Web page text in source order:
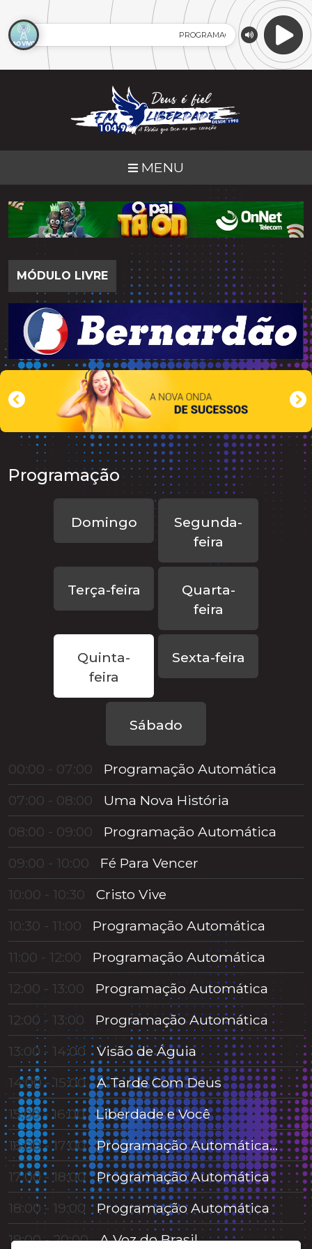
PROGRAMAÇÃO AO VIVO
MENU
MÓDULO LIVRE
Programação
Domingo
Segunda-
feira
Terça-feira
Quarta-
feira
Quinta-
feira
Sexta-feira
Sábado
00:00 - 07:00
Programação Automática
07:00 - 08:00
Uma Nova História
08:00 - 09:00
Programação Automática
09:00 - 10:00
Fé Para Vencer
10:00 - 10:30
Cristo Vive
10:30 - 11:00
Programação Automática
11:00 - 12:00
Programação Automática
12:00 - 13:00
Programação Automática
12:00 - 13:00
Programação Automática
13:00 - 14:00
Visão de Águia
14:00 - 15:00
A Tarde Com Deus
15:00 - 16:00
Liberdade e Você
16:00 - 17:00
Programação Automática NO
17:00 - 18:00
Programação Automática
18:00 - 19:00
Programação Automática
19:00 - 20:00
A Voz do Brasil